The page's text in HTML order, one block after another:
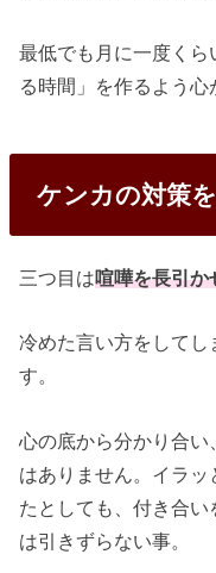
最低でも月に一度く
る時間」を作るよう心
ケンカの対策
三つ目は喧嘩を長引か
冷めた言い方をして
す。
心の底から分かり合い
はありません。イラ
たとしても、付き合
は引きずらない事。